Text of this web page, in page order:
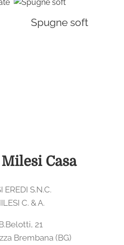
Tende
Spugne soft
Casa
EREDI S.N.C.
C. & A.
21
Brembana (BG)